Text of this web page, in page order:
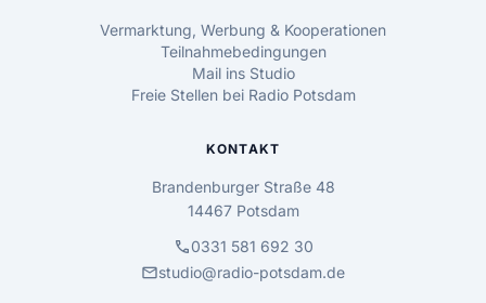
Vermarktung, Werbung & Kooperationen
Teilnahmebedingungen
Mail ins Studio
Freie Stellen bei Radio Potsdam
KONTAKT
Brandenburger Straße 48
14467 Potsdam
call0331 581 692 30
mailstudio@radio-potsdam.de